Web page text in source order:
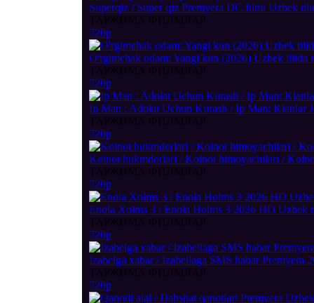
Superqiz / Super qiz Premyera DC filmi Uzbek
ТАРЖИМА ФИЛМЛАР
720p
O'rgimchak odam: Yangi kun (2026) Uzbek tilida
ТАРЖИМА ФИЛМЛАР
720p
Ip Man : Adolat Uchun Kurash / Ip Man: Klanlar
ТАРЖИМА ФИЛМЛАР
720p
Koinot hukmdorlari / Koinot himoyachilari /
ТАРЖИМА ФИЛМЛАР
720p
Enola Xolms 3 / Enola Holms 3 2026 HD Uzbek
ТАРЖИМА ФИЛМЛАР
720p
Izabelga xabar / Izabellaga SMS habar
ТАРЖИМА ФИЛМЛАР
720p